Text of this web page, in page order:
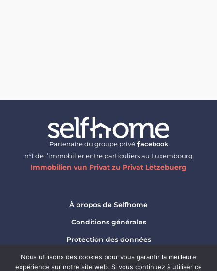
Partenaire du groupe privé
acebook
n°1 de l’immobilier entre particuliers au Luxembourg
Immobilien vun Privat zu Privat Lëtzebuerg
À propos de Selfhome
Conditions générales
Protection des données
Mentions légales
Nous utilisons des cookies pour vous garantir la meilleure
expérience sur notre site web. Si vous continuez à utiliser ce